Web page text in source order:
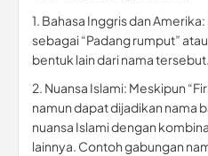
1. Bahasa Inggris dan
sebagai “Padang rumput”
bentuk lain dari nama tersebut.
2. Nuansa Islami: Meskipun
namun dapat dijadikan nama
nuansa Islami dengan
lainnya. Contoh gabungan